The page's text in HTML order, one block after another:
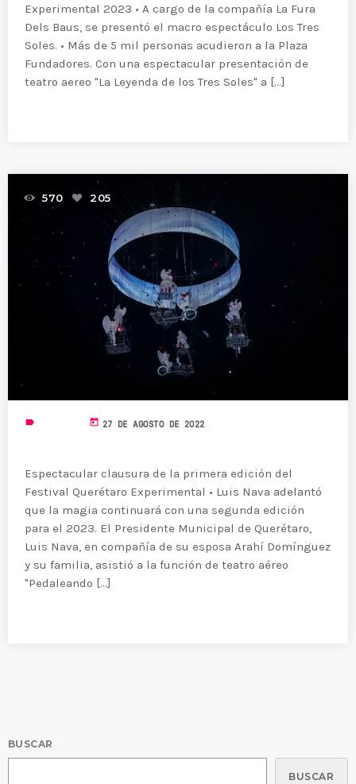
Experimental 2023 • A cargo de la compañía La Fura
Dels Baus, se presentó el macro espectáculo Los Tres
Soles. • Más de 5 mil personas acudieron a la Plaza
Fundadores. Con una espectacular presentación de
teatro aereo "La Leyenda de los Tres Soles" a [...]
570 205
label today 27 DE AGOSTO DE 2022
Espectacular clausura de la primera edición del
Festival Querétaro Experimental • Luis Nava adelantó
que la magia continuará con una segunda edición
para el 2023. El Presidente Municipal de Querétaro,
Luis Nava, en compañía de su esposa Arahí Domínguez
y su familia, asistió a la función de teatro aéreo
"Pedaleando [...]
BUSCAR
BUSCAR